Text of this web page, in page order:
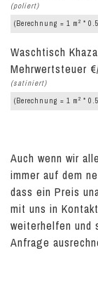
(poliert)
(Berechnung = 1 m 2 *
Waschtisch
Mehrwertsteuer
(satiniert)
(Berechnung = 1 m 2 *
Auch wenn wir
immer auf dem
dass ein Preis
mit uns in
weiterhelfen und
Anfrage